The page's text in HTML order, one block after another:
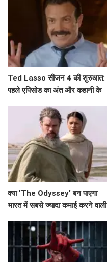
Ted Lasso सीजन 4 की शुरुआत:
पहले एपिसोड का अंत और कहानी के
क्या 'The Odyssey' बन पाएगा
भारत में सबसे ज्यादा कमाई करने वाली